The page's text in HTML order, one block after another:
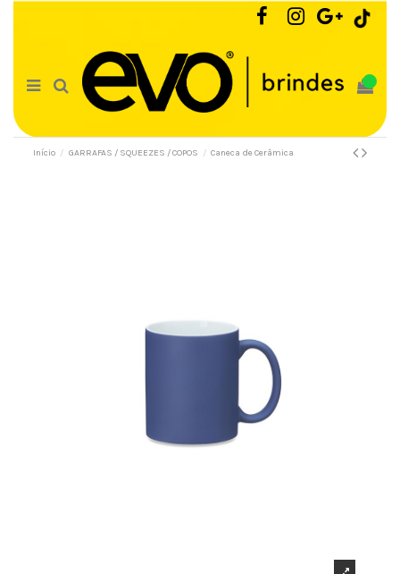
Início GARRAFAS / SQUEEZES / COPOS Caneca de Cerâmica